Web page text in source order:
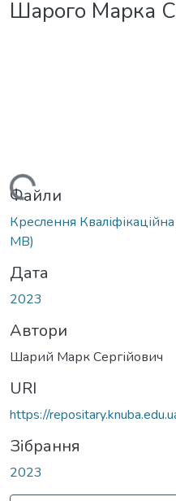
Шарого Марка
Вантажиться...
Файли
Креслення
MB)
Дата
2023
Автори
Шарий Марк Сергійович
URI
https://
Зібрання
2023